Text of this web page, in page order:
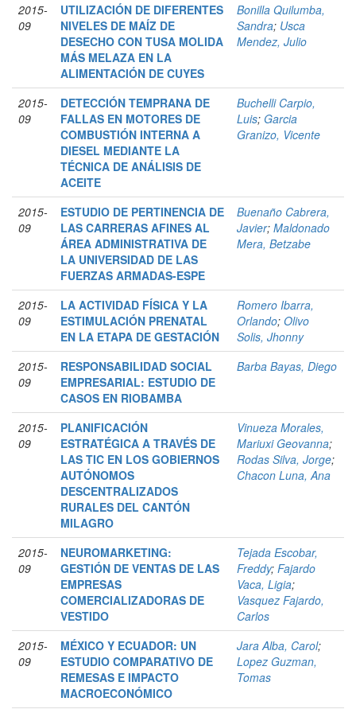
2015-
09
UTILIZACIÓN DE DIFERENTES
NIVELES DE MAÍZ DE
DESECHO CON TUSA MOLIDA
MÁS MELAZA EN LA
ALIMENTACIÓN DE CUYES
Bonilla Quilumba,
Sandra; Usca
Mendez, Julio
2015-
09
DETECCIÓN TEMPRANA DE
FALLAS EN MOTORES DE
COMBUSTIÓN INTERNA A
DIESEL MEDIANTE LA
TÉCNICA DE ANÁLISIS DE
ACEITE
Buchelli Carpio,
Luis; Garcia
Granizo, Vicente
2015-
09
ESTUDIO DE PERTINENCIA DE
LAS CARRERAS AFINES AL
ÁREA ADMINISTRATIVA DE
LA UNIVERSIDAD DE LAS
FUERZAS ARMADAS-ESPE
Buenaño Cabrera,
Javier; Maldonado
Mera, Betzabe
2015-
09
LA ACTIVIDAD FÍSICA Y LA
ESTIMULACIÓN PRENATAL
EN LA ETAPA DE GESTACIÓN
Romero Ibarra,
Orlando; Olivo
Solis, Jhonny
2015-
09
RESPONSABILIDAD SOCIAL
EMPRESARIAL: ESTUDIO DE
CASOS EN RIOBAMBA
Barba Bayas, Diego
2015-
09
PLANIFICACIÓN
ESTRATÉGICA A TRAVÉS DE
LAS TIC EN LOS GOBIERNOS
AUTÓNOMOS
DESCENTRALIZADOS
RURALES DEL CANTÓN
MILAGRO
Vinueza Morales,
Mariuxi Geovanna;
Rodas Silva, Jorge;
Chacon Luna, Ana
2015-
09
NEUROMARKETING:
GESTIÓN DE VENTAS DE LAS
EMPRESAS
COMERCIALIZADORAS DE
VESTIDO
Tejada Escobar,
Freddy; Fajardo
Vaca, Ligia;
Vasquez Fajardo,
Carlos
2015-
09
MÉXICO Y ECUADOR: UN
ESTUDIO COMPARATIVO DE
REMESAS E IMPACTO
MACROECONÓMICO
Jara Alba, Carol;
Lopez Guzman,
Tomas